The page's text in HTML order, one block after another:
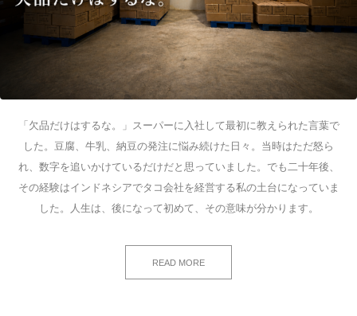
「欠品だけはするな。」スーパーに入社して最初に教えられた言葉で
した。豆腐、牛乳、納豆の発注に悩み続けた日々。当時はただ怒ら
れ、数字を追いかけているだけだと思っていました。でも二十年後、
その経験はインドネシアでタコ会社を経営する私の土台になっていま
した。人生は、後になって初めて、その意味が分かります。
READ MORE